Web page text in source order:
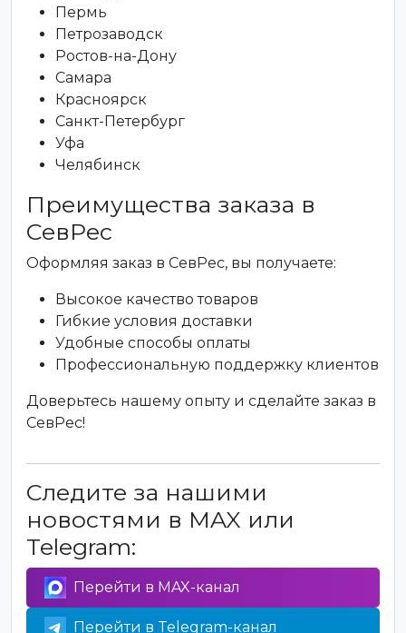
Пермь
Петрозаводск
Ростов-на-Дону
Самара
Красноярск
Санкт-Петербург
Уфа
Челябинск
Преимущества заказа в
СевРес
Оформляя заказ в СевРес, вы получаете:
Высокое качество товаров
Гибкие условия доставки
Удобные способы оплаты
Профессиональную поддержку клиентов
Доверьтесь нашему опыту и сделайте заказ в
СевРес!
Следите за нашими
новостями в MAX или
Telegram:
Перейти в MAX-канал
Перейти в Telegram-канал